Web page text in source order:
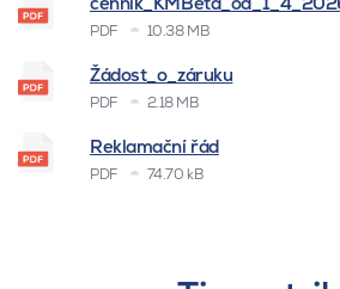
PDF 10.38 MB
Žádost_o_záruku
PDF 2.18 MB
Reklamační řád
PDF 74.70 kB